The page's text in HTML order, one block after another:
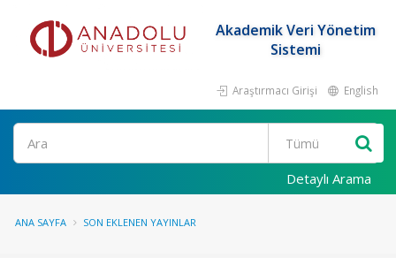
Akademik Veri Yönetim
Sistemi
Araştırmacı Girişi English
Ara
Detaylı Arama
ANA SAYFA SON EKLENEN YAYINLAR